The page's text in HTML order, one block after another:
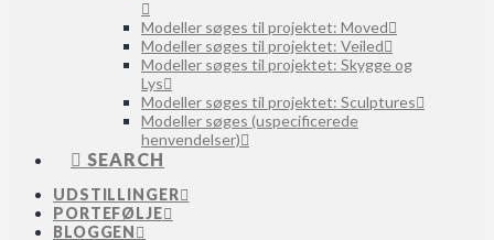
Modeller søges til projektet: Moved
Modeller søges til projektet: Veiled
Modeller søges til projektet: Skygge og
Lys
Modeller søges til projektet: Sculptures
Modeller søges (uspecificerede
henvendelser)
SEARCH
UDSTILLINGER
PORTEFØLJE
BLOGGEN